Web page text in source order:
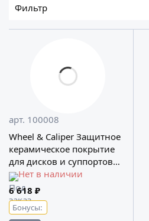
Фильтр
арт. 100008
Wheel & Caliper Защитное
керамическое покрытие
для дисков и суппортов
Ceramic PRO
Нет в наличии
6 618 ₽
Бонусы: